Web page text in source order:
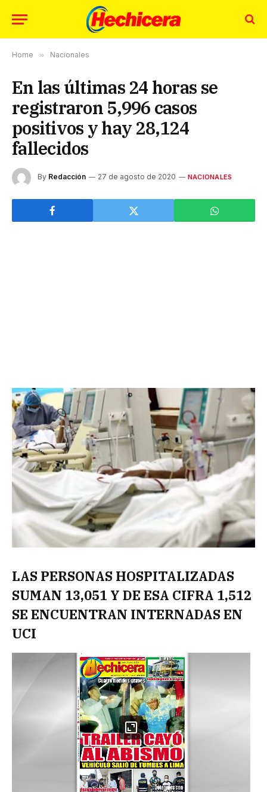
Home » Nacionales
En las últimas 24 horas se
registraron 5,996 casos
positivos y hay 28,124
fallecidos
By Redacción 27 de agosto de 2020 NACIONALES
LAS PERSONAS HOSPITALIZADAS
SUMAN 13,051 Y DE ESA CIFRA 1,512
SE ENCUENTRAN INTERNADAS EN
UCI